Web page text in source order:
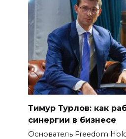
Тимур Турлов: как
синергии в бизнесе
Основатель Freedom